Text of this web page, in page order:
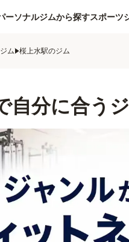
ーソナルジムから探すスポーツ
ム 桜上水駅のジム
自分に合う